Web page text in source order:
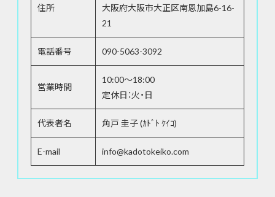
住所
大阪府大阪市大正区南恩加島6-16-
21
電話番号 090-5063-3092
営業時間
10:00～18:00
定休日：火・日
代表者名 角戸 圭子 (ｶﾄﾞﾄ ｹｲｺ)
E-mail info@kadotokeiko.com